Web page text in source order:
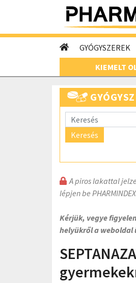
GYÓGYSZEREK
KIEMELT
Keresés
A piros lakattal
lépjen be
Kérjük, vegye
helyükről a